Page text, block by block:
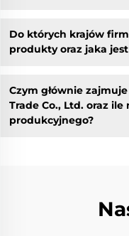
Do których krajów
produkty oraz jaka jest
Czym głównie
Trade Co., Ltd. oraz
produkcyjnego?